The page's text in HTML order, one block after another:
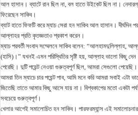
আল হাসান। ব্যাটে রান ছিল না, বল হাতে উইকেট ছিল না।
ফিরেছেন সাকিব।
ব্যাট হাতে ফিফটি করে ম্যাচ সেরা হন সাকিব আল হাসান। দীর্ঘদিন
আল্লাহর প্রতি কৃতজ্ঞতাও প্রকাশ করেন।
ম্যাচ পরবর্তী সংবাদ সম্মেলনে সাকিব বলেন: “আলহামদুলিল্লাহ,
(হাসি)।” যখনই এমন পরিস্থিতির সৃষ্টি হয়, আল্লাহ ভালো কিছু
পেরেছি। দুটি পয়েন্ট নেওয়া গুরুত্বপূর্ণ ছিল, আমরা সেগুলো
আমরা তিন ম্যাচে চার পয়েন্ট পাব, আমি মনে করি আমরা সবাই এটা
জিতেছি তাতে আমার কিছু আসে যায় না। বিশ্বকাপের মতো একটা
সবচেয়ে গুরুত্বপূর্ণ।
খেলার আগেই সমালোচিত হন সাকিব। পারফরম্যান্স এই সমালোচনার